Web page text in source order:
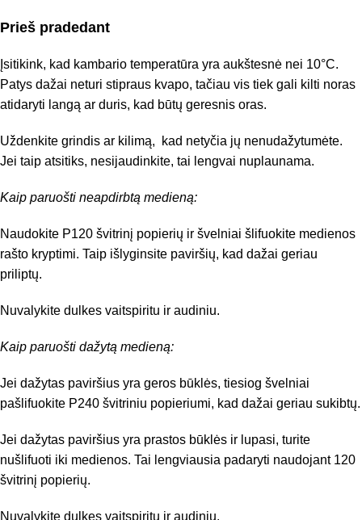
Prieš pradedant
Įsitikink, kad kambario temperatūra yra aukštesnė nei 10°C.
Patys dažai neturi stipraus kvapo, tačiau vis tiek gali kilti noras
atidaryti langą ar duris, kad būtų geresnis oras.
Uždenkite grindis ar kilimą, kad netyčia jų nenudažytumėte.
Jei taip atsitiks, nesijaudinkite, tai lengvai nuplaunama.
Kaip paruošti neapdirbtą medieną:
Naudokite P120 švitrinį popierių ir švelniai šlifuokite medienos
rašto kryptimi. Taip išlyginsite paviršių, kad dažai geriau
priliptų.
Nuvalykite dulkes vaitspiritu ir audiniu.
Kaip paruošti dažytą medieną:
Jei dažytas paviršius yra geros būklės, tiesiog švelniai
pašlifuokite P240 švitriniu popieriumi, kad dažai geriau sukibtų.
Jei dažytas paviršius yra prastos būklės ir lupasi, turite
nušlifuoti iki medienos. Tai lengviausia padaryti naudojant 120
švitrinį popierių.
Nuvalykite dulkes vaitspiritu ir audiniu.